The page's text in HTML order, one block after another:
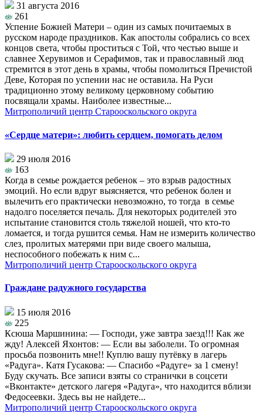
31 августа 2016
261
Успение Божией Матери – один из самых почитаемых в
русском народе праздников. Как апостолы собрались со всех
концов света, чтобы проститься с Той, что честью выше и
славнее Херувимов и Серафимов, так и православный люд
стремится в этот день в храмы, чтобы помолиться Пречистой
Деве, Которая по успении нас не оставила. На Руси
традиционно этому великому церковному событию
посвящали храмы. Наиболее известные...
Митрополичий центр Старооскольского округа
«Сердце матери»: любить сердцем, помогать делом
29 июля 2016
163
Когда в семье рождается ребенок – это взрыв радостных
эмоций. Но если вдруг выясняется, что ребенок болен и
вылечить его практически невозможно, то тогда в семье
надолго поселяется печаль. Для некоторых родителей это
испытание становится столь тяжелой ношей, что кто-то
ломается, и тогда рушится семья. Нам не измерить количество
слез, пролитых матерями при виде своего малыша,
неспособного побежать к ним с...
Митрополичий центр Старооскольского округа
Граждане радужного государства
15 июля 2016
225
Ксюша Маршинина: — Господи, уже завтра заезд!!! Как же
жду! Алексей Яхонтов: — Если вы заболели. То огромная
просьба позвонить мне!! Куплю вашу путёвку в лагерь
«Радуга». Катя Гусакова: — Спасибо «Радуге» за 1 смену!
Буду скучать. Все записи взяты со странички в соцсети
«Вконтакте» детского лагеря «Радуга», что находится вблизи
Федосеевки. Здесь вы не найдете...
Митрополичий центр Старооскольского округа